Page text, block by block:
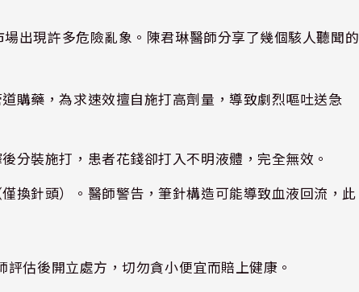
出現許多危險亂象。陳君琳醫師分享了幾個駭人聽聞的
購藥，為求速效擅自施打高劑量，導致劇烈嘔吐送急
分裝施打，患者花錢卻打入不明液體，完全無效。
換針頭）。醫師警告，筆針構造可能導致血液回流，此
估後開立處方，切勿貪小便宜而賠上健康。